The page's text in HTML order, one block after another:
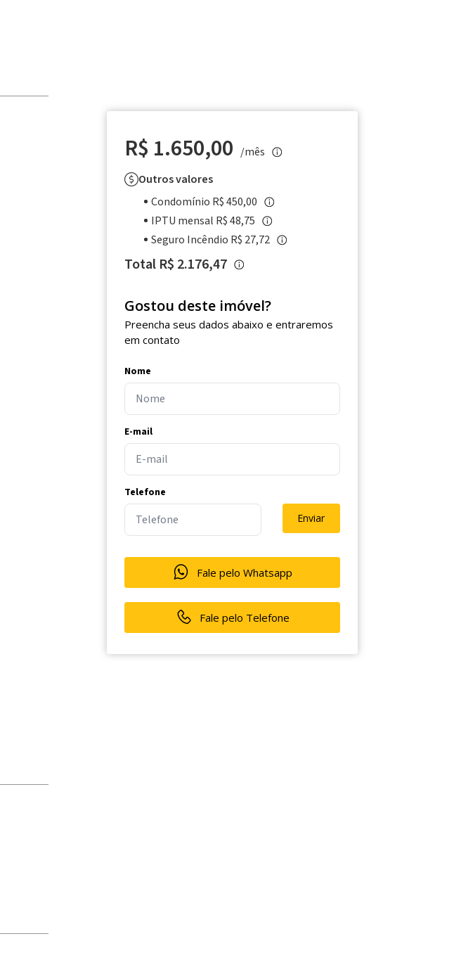
R$ 1.650,00 /mês
Outros valores
Condomínio R$ 450,00
IPTU mensal R$ 48,75
Seguro Incêndio R$ 27,72
Total R$ 2.176,47
Gostou deste imóvel?
Preencha seus dados abaixo e entraremos
em contato
Nome
E-mail
Telefone
Enviar
Fale pelo Whatsapp
Fale pelo Telefone